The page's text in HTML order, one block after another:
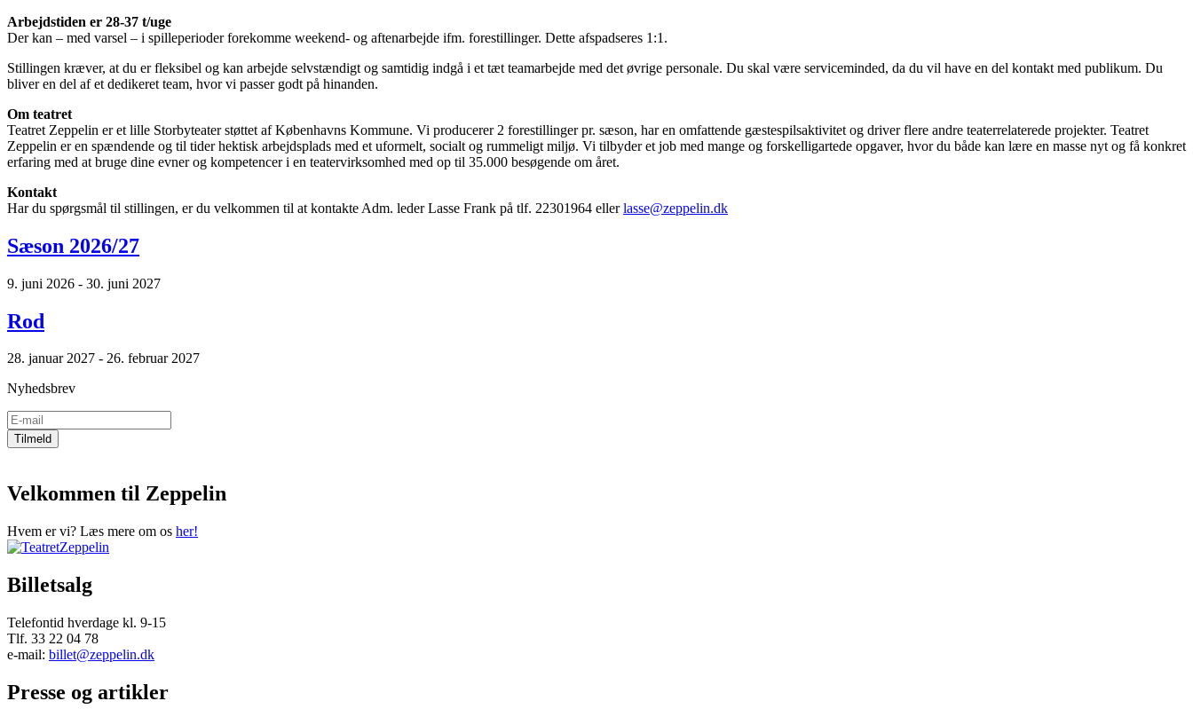
Arbejdstiden er 28-37 t/uge
Der kan – med varsel – i spilleperioder forekomme weekend- og aftenarbejde ifm. forestillinger. Dette afspadseres 1:1.
Stillingen kræver, at du er fleksibel og kan arbejde selvstændigt og samtidig indgå i et tæt teamarbejde med det øvrige personale. Du skal være serviceminded, da du vil have en del kontakt med publikum. Du
bliver en del af et dedikeret team, hvor vi passer godt på hinanden.
Om teatret
Teatret Zeppelin er et lille Storbyteater støttet af Københavns Kommune. Vi producerer 2 forestillinger pr. sæson, har en omfattende gæstespilsaktivitet og driver flere andre teaterrelaterede projekter. Teatret
Zeppelin er en spændende og til tider hektisk arbejdsplads med et uformelt, socialt og rummeligt miljø. Vi tilbyder et job med mange og forskelligartede opgaver, hvor du både kan lære en masse nyt og få konkret
erfaring med at bruge dine evner og kompetencer i en teatervirksomhed med op til 35.000 besøgende om året.
Kontakt
Har du spørgsmål til stillingen, er du velkommen til at kontakte Adm. leder Lasse Frank på tlf. 22301964 ellerlasse@zeppelin.dk
Sæson 2026/27
9. juni 2026 - 30. juni 2027
Rod
28. januar 2027 - 26. februar 2027
Nyhedsbrev
Velkommen til Zeppelin
Hvem er vi? Læs mere om os her!
Billetsalg
Telefontid hverdage kl. 9-15
Tlf. 33 22 04 78
e-mail: billet@zeppelin.dk
Presse og artikler